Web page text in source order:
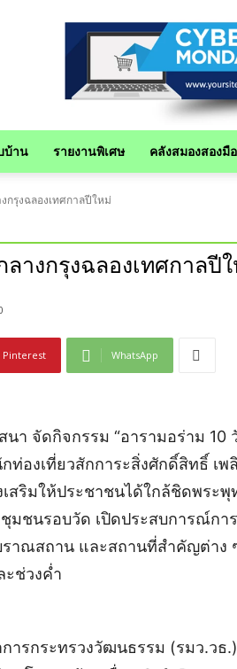
บ้าน รายงานพิเศษ คลังสมองสองมือ
กรุงฉลองเทศกาลปีใหม่
างกรุงฉลองเทศกาลปี
Pinterest WhatsApp
า จัดกิจกรรม “อารามอร่าม 10
องเที่ยวสักการะสิ่งศักดิ์สิทธิ์ เพ
สริมให้ประชาชนได้ใกล้ชิดพระ
ชนรอบวัด เปิดประสบการณ์กา
าณสถาน และสถานที่สำคัญต่าง
ะช่วงค่ำ
ารกระทรวงวัฒนธรรม (รมว.วธ